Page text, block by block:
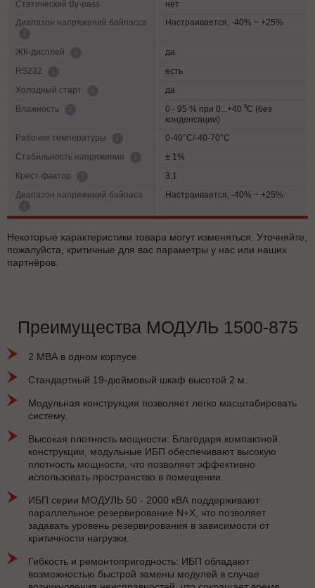
Статический By-pass
нет
Диапазон напряжений байпасса
Настраивается, -40% ~ +25%
ЖК-дисплей
да
RS232
есть
Холодный старт
да
Влажность
0 - 95 % при 0...+40 ⁰С (без
конденсации)
Рабочие температуры
0-40°C/-40-70°C
Cтабильность напряжения
± 1%
Крест-фактор
3:1
Диапазон напряжений байпаса
Настраивается, -40% ~ +25%
Некоторые характеристики товара могут изменяться. Уточняйте,
пожалуйста, критичные для вас параметры у нас или наших
партнёров.
Преимущества МОДУЛЬ 1500-875
2 МВА в одном корпусе.
Стандартный 19-дюймовый шкаф высотой 2 м.
Модульная конструкция позволяет легко масштабировать
систему.
Высокая плотность мощности: Благодаря компактной
конструкции, модульные ИБП обеспечивают высокую
плотность мощности, что позволяет эффективно
использовать пространство в помещении.
ИБП серии МОДУЛЬ 50 - 2000 кВА поддерживают
параллельное резервирование N+X, что позволяет
задавать уровень резервирования в зависимости от
критичности нагрузки.
Гибкость и ремонтопригодность: ИБП обладают
возможностью быстрой замены модулей в случае